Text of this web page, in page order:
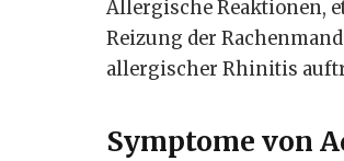
Allergische Reaktionen,
Reizung der
allergischer Rhinitis
Symptome von